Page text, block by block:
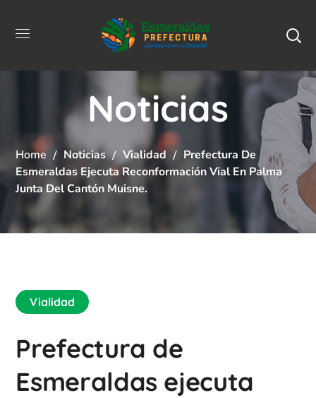
Noticias
Home Noticias Vialidad
Prefectura De
Esmeraldas Ejecuta Reconformación Vial En Palma
Junta Del Cantón Muisne.
Vialidad
Prefectura de
Esmeraldas ejecuta